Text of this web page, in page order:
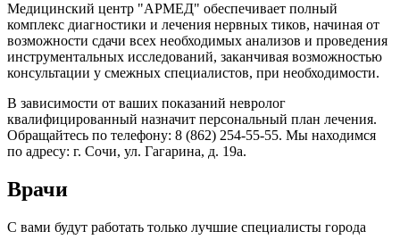
Медицинский центр "АРМЕД" обеспечивает полный
комплекс диагностики и лечения нервных тиков, начиная от
возможности сдачи всех необходимых анализов и проведения
инструментальных исследований, заканчивая возможностью
консультации у смежных специалистов, при необходимости.
В зависимости от ваших показаний невролог
квалифицированный назначит персональный план лечения.
Обращайтесь по телефону: 8 (862) 254-55-55. Мы находимся
по адресу: г. Сочи, ул. Гагарина, д. 19а.
Врачи
С вами будут работать только лучшие специалисты города